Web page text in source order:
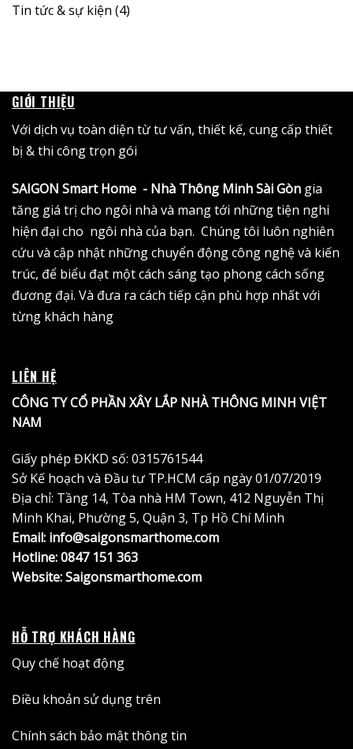
Tin tức & sự kiện (4)
GIỚI THIỆU
Với dịch vụ toàn diện từ tư vấn, thiết kế, cung cấp thiết
bị & thi công trọn gói
SAIGON Smart Home - Nhà Thông Minh Sài Gòn gia
tăng giá trị cho ngôi nhà và mang tới những tiện nghi
hiện đại cho ngôi nhà của bạn. Chúng tôi luôn nghiên
cứu và cập nhật những chuyển động công nghệ và kiến
trúc, để biểu đạt một cách sáng tạo phong cách sống
đương đại. Và đưa ra cách tiếp cận phù hợp nhất với
từng khách hàng
LIÊN HỆ
CÔNG TY CỔ PHẦN XÂY LẮP NHÀ THÔNG MINH VIỆT
NAM
Giấy phép ĐKKD số: 0315761544
Sở Kế hoạch và Đầu tư TP.HCM cấp ngày 01/07/2019
Địa chỉ: Tầng 14, Tòa nhà HM Town, 412 Nguyễn Thị
Minh Khai, Phường 5, Quận 3, Tp Hồ Chí Minh
Email: info@saigonsmarthome.com
Hotline:0847 151 363
Website:Saigonsmarthome.com
HỖ TRỢ KHÁCH HÀNG
Quy chế hoạt động
Điều khoản sử dụng trên
Chính sách bảo mật thông tin